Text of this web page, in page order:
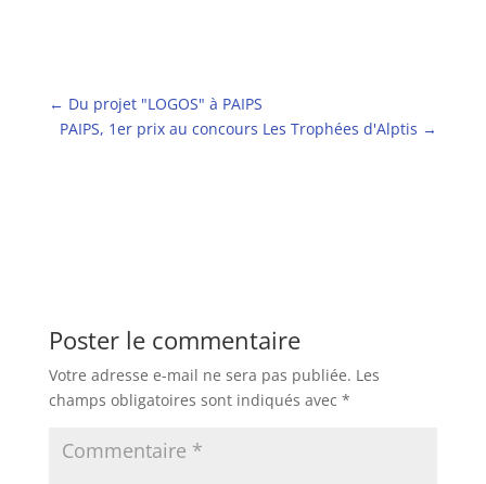
← Du projet "LOGOS" à PAIPS
PAIPS, 1er prix au concours Les Trophées d'Alptis →
Poster le commentaire
Votre adresse e-mail ne sera pas publiée. Les
champs obligatoires sont indiqués avec *